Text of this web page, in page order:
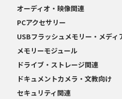
オーディオ・映像関連
PCアクセサリー
USBフラッシュメモリー・メディ
メモリーモジュール
ドライブ・ストレージ関連
ドキュメントカメラ・文教向け
セキュリティ関連